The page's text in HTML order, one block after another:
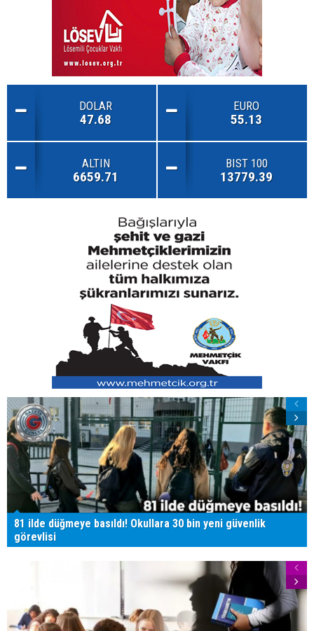
DOLAR
47.68
EURO
55.13
ALTIN
6659.71
BIST 100
13779.39
81 ilde düğmeye basıldı! Okullara 30 bin yeni güvenlik
görevlisi